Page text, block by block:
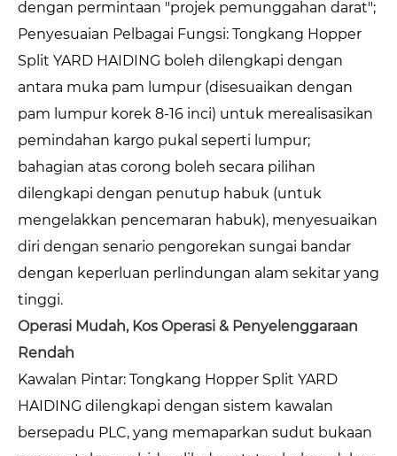
dengan permintaan "projek pemunggahan darat";
Penyesuaian Pelbagai Fungsi: Tongkang Hopper
Split YARD HAIDING boleh dilengkapi dengan
antara muka pam lumpur (disesuaikan dengan
pam lumpur korek 8-16 inci) untuk merealisasikan
pemindahan kargo pukal seperti lumpur;
bahagian atas corong boleh secara pilihan
dilengkapi dengan penutup habuk (untuk
mengelakkan pencemaran habuk), menyesuaikan
diri dengan senario pengorekan sungai bandar
dengan keperluan perlindungan alam sekitar yang
tinggi.
Operasi Mudah, Kos Operasi & Penyelenggaraan
Rendah
Kawalan Pintar: Tongkang Hopper Split YARD
HAIDING dilengkapi dengan sistem kawalan
bersepadu PLC, yang memaparkan sudut bukaan